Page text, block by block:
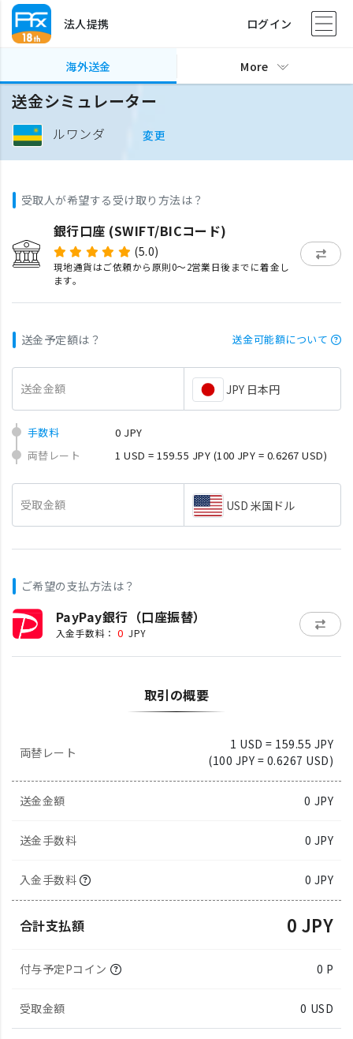
法人提携 ログイン
海外送金 More
送金シミュレーター
ルワンダ 変更
受取人が希望する受け取り方法は？
銀行口座 (SWIFT/BICコード)
(5.0)
現地通貨はご依頼から原則0〜2営業日後までに着金し
ます。
送金予定額は？ 送金可能額について
送金金額 JPY 日本円
手数料
0 JPY
両替レート
1 USD = 159.55 JPY (100 JPY = 0.6267 USD)
受取金額 USD 米国ドル
ご希望の支払方法は？
PayPay銀行（口座振替）
入金手数料： 0 JPY
取引の概要
両替レート
1 USD = 159.55 JPY
(100 JPY = 0.6267 USD)
送金金額 0 JPY
送金手数料 0 JPY
入金手数料 0 JPY
合計支払額 0 JPY
付与予定Pコイン 0 P
受取金額 0 USD